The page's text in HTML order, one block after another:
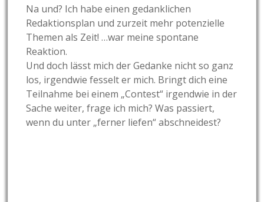
Na und? Ich habe einen gedanklichen
Redaktionsplan und zurzeit mehr potenzielle
Themen als Zeit! …war meine spontane
Reaktion.
Und doch lässt mich der Gedanke nicht so ganz
los, irgendwie fesselt er mich. Bringt dich eine
Teilnahme bei einem „Contest“ irgendwie in der
Sache weiter, frage ich mich? Was passiert,
wenn du unter „ferner liefen“ abschneidest?